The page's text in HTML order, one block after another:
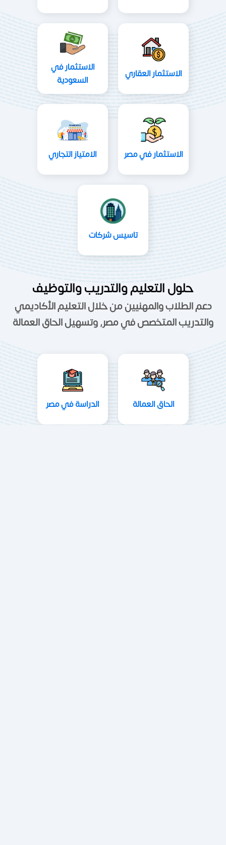
الاستثمار العقاري
الاستثمار في
السعودية
الاستثمار في مصر الامتياز التجاري
تاسيس شركات
حلول التعليم والتدريب والتوظيف
دعم الطلاب والمهنيين من خلال التعليم الأكاديمي
والتدريب المتخصص في مصر, وتسهيل الحاق العمالة
الحاق العمالة الدراسة في مصر